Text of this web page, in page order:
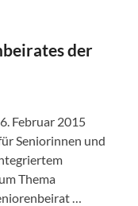
der
Februar 2015
Seniorinnen und
Thema
…